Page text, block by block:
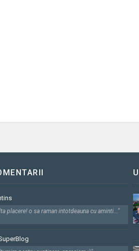
placere! o sa raman intotdeauna cu aminti..."